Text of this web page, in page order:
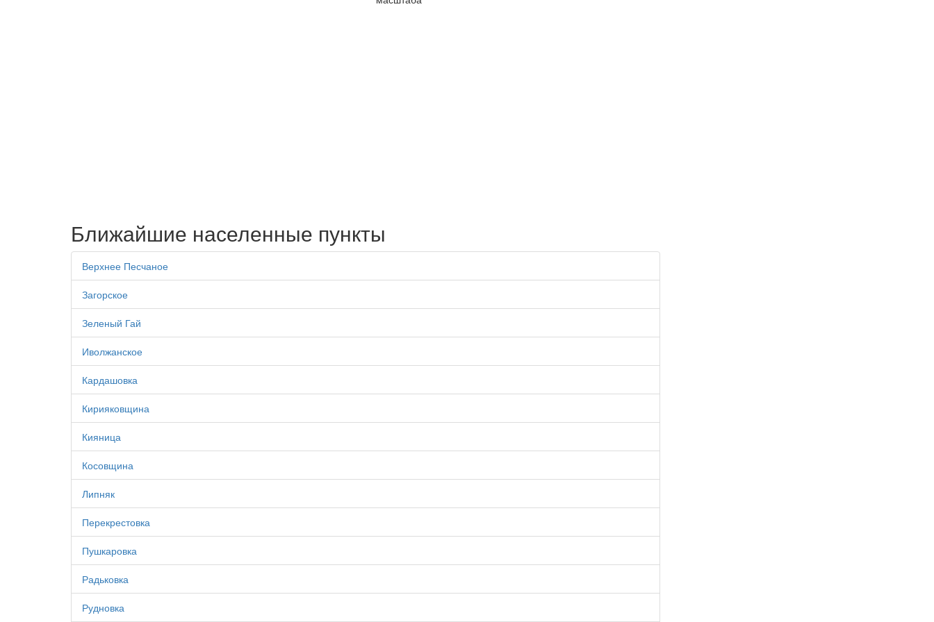
Ближайшие населенные пункты
Верхнее Песчаное
Загорское
Зеленый Гай
Иволжанское
Кардашовка
Кирияковщина
Кияница
Косовщина
Липняк
Перекрестовка
Пушкаровка
Радьковка
Рудновка